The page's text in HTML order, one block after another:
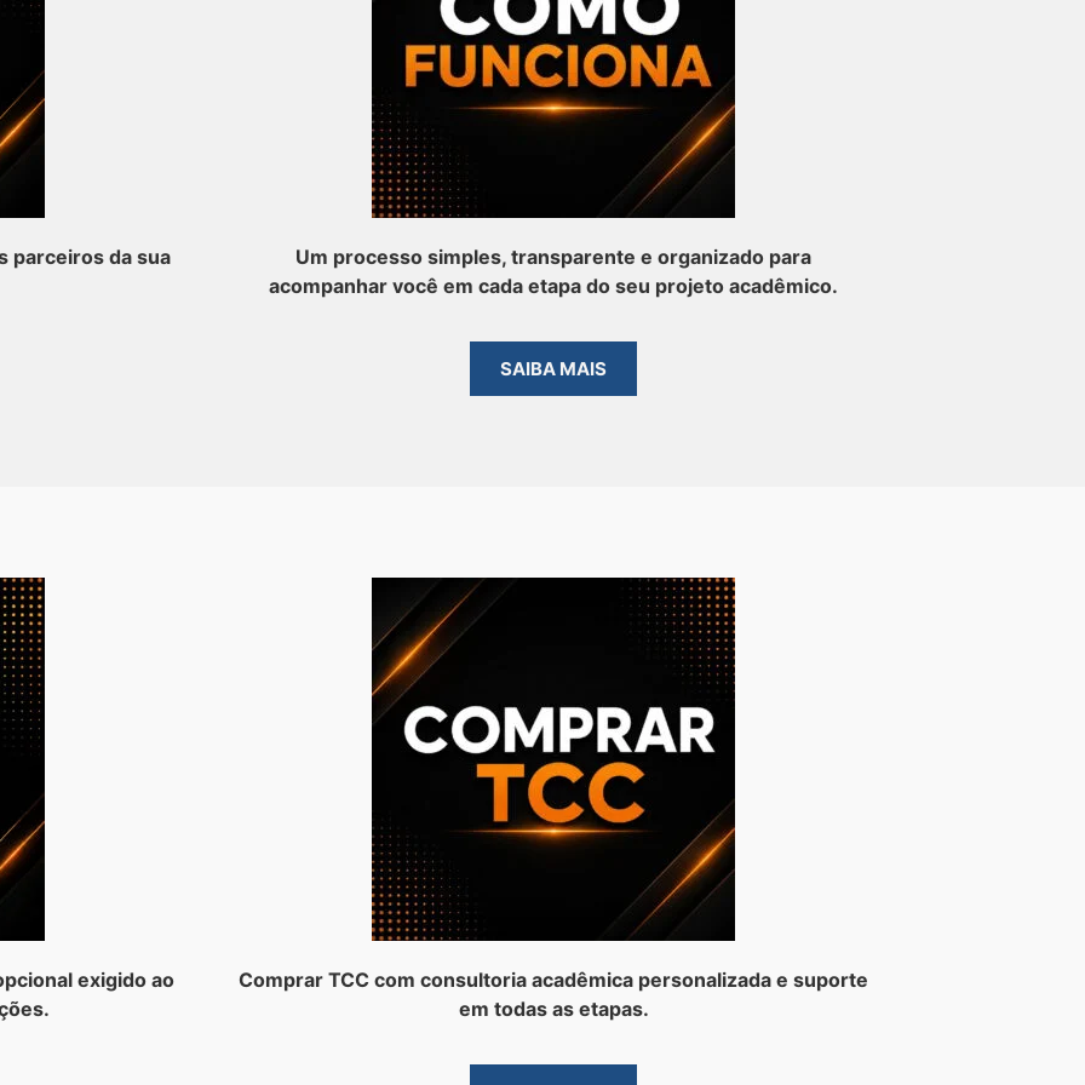
parceiros da sua
Um processo simples, transparente e organizado para
acompanhar você em cada etapa do seu projeto acadêmico.
SAIBA MAIS
exigido ao
Comprar TCC com consultoria acadêmica personalizada e suporte
em todas as etapas.